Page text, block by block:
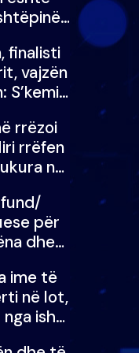
finalisti
vajzën
rrëzoi
rrëfen
në
për
dhe
ime të
në lot,
ish-